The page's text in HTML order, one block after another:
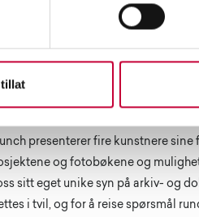
fra Fotobokfestival Oslo, her
(for Fotobokfestival Oslo
på tidligere Munchmuseet
presenterer fire kunstnere
og fotobøkene og
sitt eget unike syn på arkiv- og
i tvil, og for å reise spørsmål